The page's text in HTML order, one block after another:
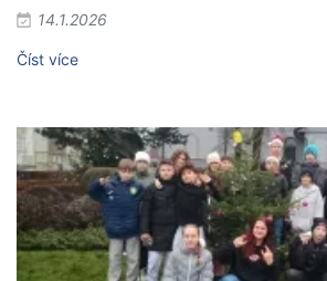
14.1.2026
Číst více